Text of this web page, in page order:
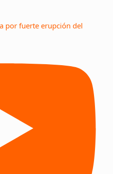
por fuerte erupción del